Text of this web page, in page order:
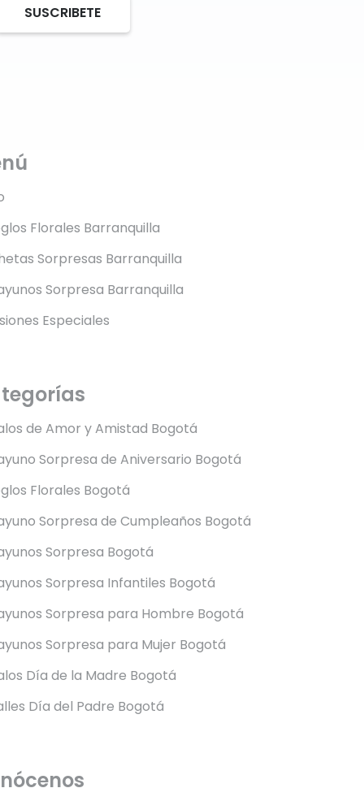
SUSCRIBETE
Florales Barranquilla
Sorpresas Barranquilla
Sorpresa Barranquilla
Especiales
de Amor y Amistad Bogotá
Sorpresa de Aniversario Bogotá
Florales Bogotá
Sorpresa de Cumpleaños Bogotá
Sorpresa Bogotá
Sorpresa Infantiles Bogotá
Sorpresa para Hombre Bogotá
Sorpresa para Mujer Bogotá
Día de la Madre Bogotá
Día del Padre Bogotá